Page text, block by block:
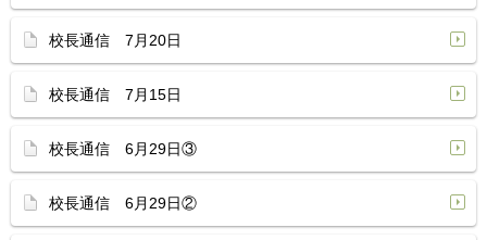
校長通信 7月20日
校長通信 7月15日
校長通信 6月29日③
校長通信 6月29日②